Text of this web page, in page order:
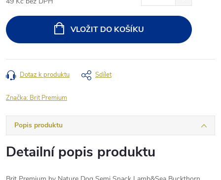
cena:
VLOŽIT DO KOŠÍKU
Dotaz k produktu Sdílet
Značka: Brit Premium
Popis produktu
Detailní popis produktu